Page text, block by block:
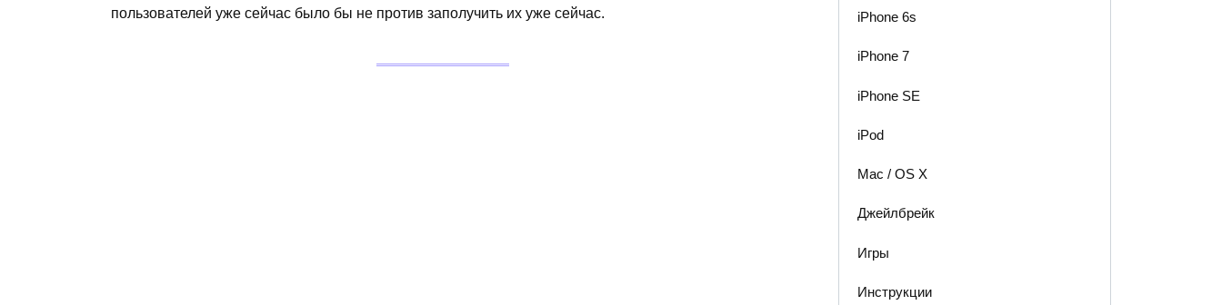
пользователей уже сейчас было бы не против заполучить их уже сейчас.
iPhone 6s
iPhone 7
iPhone SE
iPod
Mac / OS X
Джейлбрейк
Игры
Инструкции